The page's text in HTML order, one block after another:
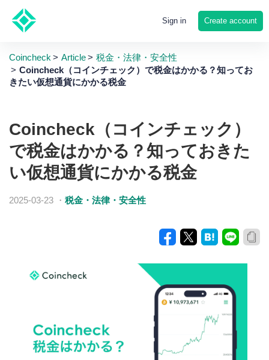
Sign in Create account
Coincheck Article
税金・法律・安全性
Coincheck（コインチェック）で税金はかかる？知ってお
きたい仮想通貨にかかる税金
Coincheck（コインチェック）
で税金はかかる？知っておきた
い仮想通貨にかかる税金
2025-03-23 ・ 税金・法律・安全性